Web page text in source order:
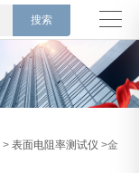
>表面电阻率测试仪 >金